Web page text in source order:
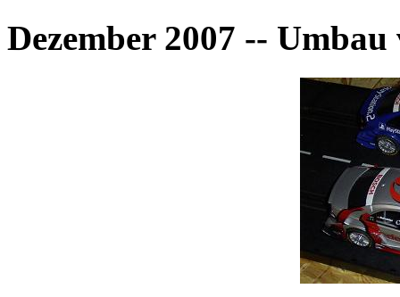
Dezember 2007 --